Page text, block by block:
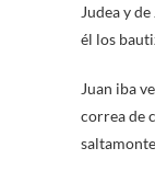
Judea y
él los
Juan iba
correa de